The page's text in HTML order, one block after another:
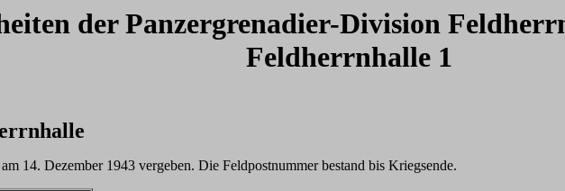
der Panzergrenadier-Division
Feldherrnhalle 1
14. Dezember 1943 vergeben. Die Feldpostnummer bestand bis Kriegsende.